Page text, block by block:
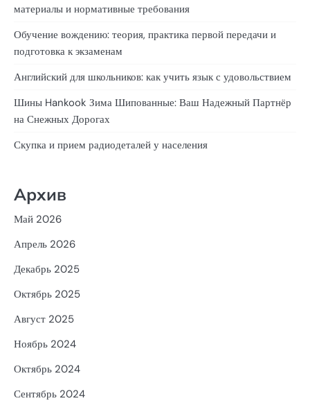
материалы и нормативные требования
Обучение вождению: теория, практика первой передачи и
подготовка к экзаменам
Английский для школьников: как учить язык с удовольствием
Шины Hankook Зима Шипованные: Ваш Надежный Партнёр
на Снежных Дорогах
Скупка и прием радиодеталей у населения
Архив
Май 2026
Апрель 2026
Декабрь 2025
Октябрь 2025
Август 2025
Ноябрь 2024
Октябрь 2024
Сентябрь 2024